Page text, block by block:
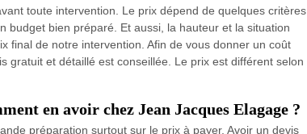
toute intervention. Le prix dépend de quelques critères
budget bien préparé. Et aussi, la hauteur et la situation
final de notre intervention. Afin de vous donner un coût
gratuit et détaillé est conseillée. Le prix est différent selon
en avoir chez Jean Jacques Elagage ?
préparation surtout sur le prix à payer. Avoir un devis